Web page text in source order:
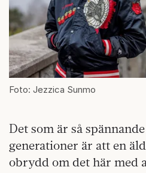
Foto: Jezzica Sunmo
Det som är så
generationer är att en
obrydd om det här med